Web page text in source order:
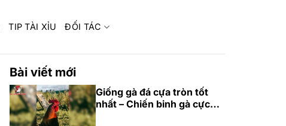
TIP TÀI XỈU ĐỐI TÁC
Bài viết mới
Giống gà đá cựa tròn tốt
nhất – Chiến binh gà cực